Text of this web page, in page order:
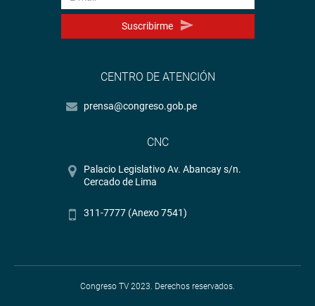
Suscribirme
CENTRO DE ATENCIÓN
prensa@congreso.gob.pe
CNC
Palacio Legislativo Av. Abancay s/n.
Cercado de Lima
311-7777 (Anexo 7541)
Congreso TV 2023. Derechos reservados.